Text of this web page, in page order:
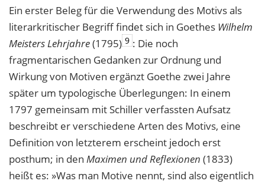
Ein erster Beleg für die Verwendung des Motivs als
literarkritischer Begriff findet sich in Goethes Wilhelm
Meisters Lehrjahre(1795) 9 : Die noch
fragmentarischen Gedanken zur Ordnung und
Wirkung von Motiven ergänzt Goethe zwei Jahre
später um typologische Überlegungen: In einem
1797 gemeinsam mit Schiller verfassten Aufsatz
beschreibt er verschiedene Arten des Motivs, eine
Definition von letzterem erscheint jedoch erst
posthum; in den Maximen und Reflexionen (1833)
heißt es: »Was man Motive nennt, sind also eigentlich